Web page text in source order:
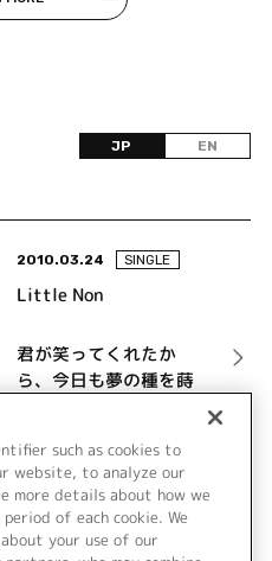
JP EN
2010.03.24 SINGLE
Little Non
君が笑ってくれたか
ら、今日も夢の種を蒔
ン
詳細を見る
MORE
such as cookies to
website, to analyze our
more details about how we
of each cookie. We
your use of our